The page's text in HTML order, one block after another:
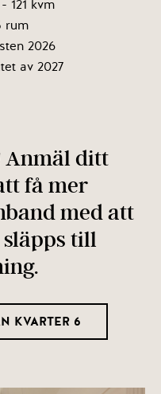
121 kvm
rum
2026
av 2027
Anmäl ditt
få mer
med att
till
KVARTER 6